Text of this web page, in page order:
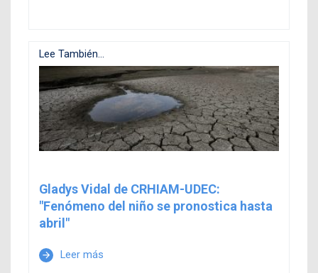
Lee También...
Gladys Vidal de CRHIAM-UDEC:
"Fenómeno del niño se pronostica hasta
abril"
arrow_forward Leer más